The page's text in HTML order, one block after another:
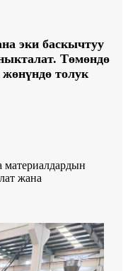
эки баскычтуу
Төмөндө
толук
материалдардын
жана